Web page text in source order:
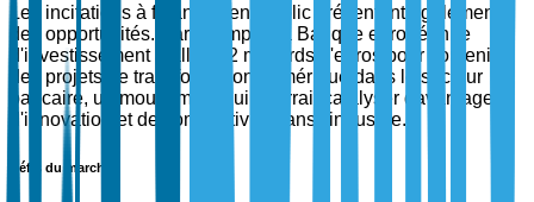
Les incitations à financement public présentent également
des opportunités. Par exemple, la Banque européenne
d'investissement a alloué 2 milliards d'euros pour soutenir
des projets de transformation numérique dans le secteur
bancaire, un mouvement qui pourrait catalyser davantage
d'innovation et de compétitivité dans l'industrie.
Défis du marché